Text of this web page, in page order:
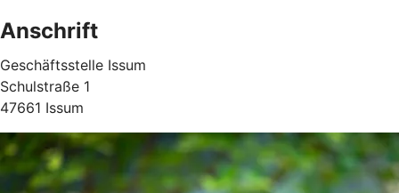
Anschrift
Geschäftsstelle Issum
Schulstraße 1
47661 Issum